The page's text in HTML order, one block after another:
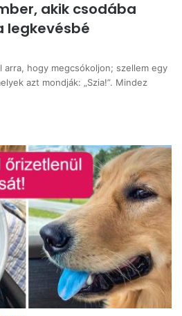
akik csodába
legkevésbé
arra, hogy megcsókoljon; szellem egy
azt mondják: „Szia!”. Mindez